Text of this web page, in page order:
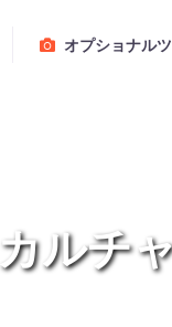
オプショナル
ルチ